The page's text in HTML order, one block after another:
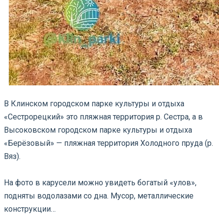
В Клинском городском парке культуры и отдыха
«Сестрорецкий» это пляжная территория р. Сестра, а в
Высоковском городском парке культуры и отдыха
«Берёзовый» — пляжная территория Холодного пруда (р.
Вяз).
На фото в карусели можно увидеть богатый «улов»,
подняты водолазами со дна. Мусор, металлические
конструкции…